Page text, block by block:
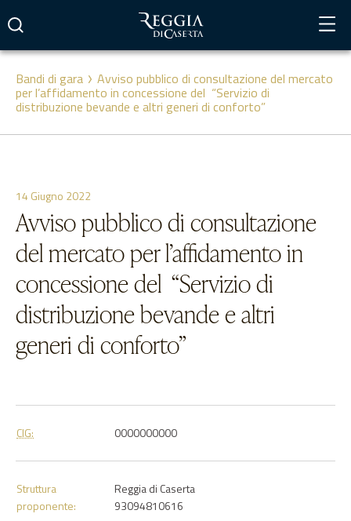
contenuto
Bandi di gara Avviso pubblico di consultazione del mercato
per l’affidamento in concessione del “Servizio di
distribuzione bevande e altri generi di conforto”
14 Giugno 2022
Avviso pubblico di consultazione
del mercato per l’affidamento in
concessione del “Servizio di
distribuzione bevande e altri
generi di conforto”
CIG: 0000000000
Struttura
proponente:
Reggia di Caserta
93094810616